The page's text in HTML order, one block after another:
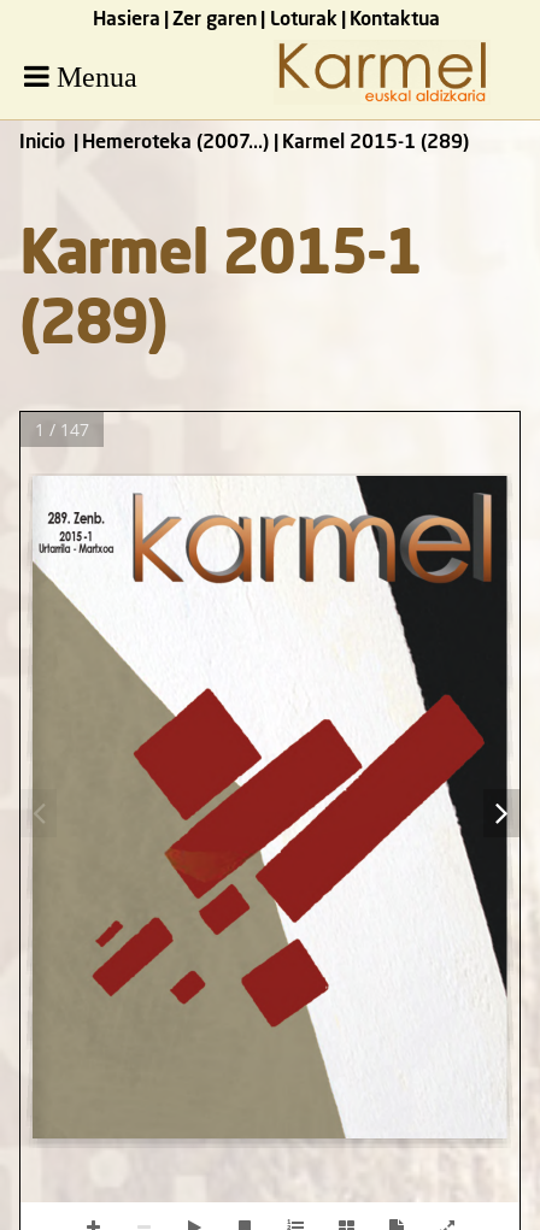
Hasiera Zer garen Loturak Kontaktua
Menua
Inicio Hemeroteka (2007...) Karmel 2015-1 (289)
Karmel 2015-1
(289)
1 / 147